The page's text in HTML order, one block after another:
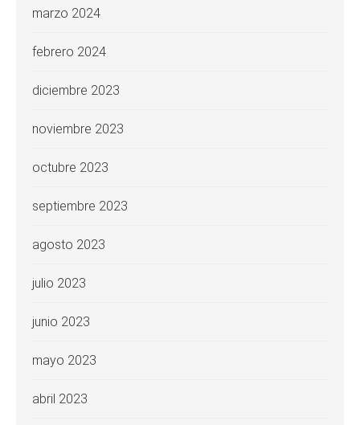
marzo 2024
febrero 2024
diciembre 2023
noviembre 2023
octubre 2023
septiembre 2023
agosto 2023
julio 2023
junio 2023
mayo 2023
abril 2023